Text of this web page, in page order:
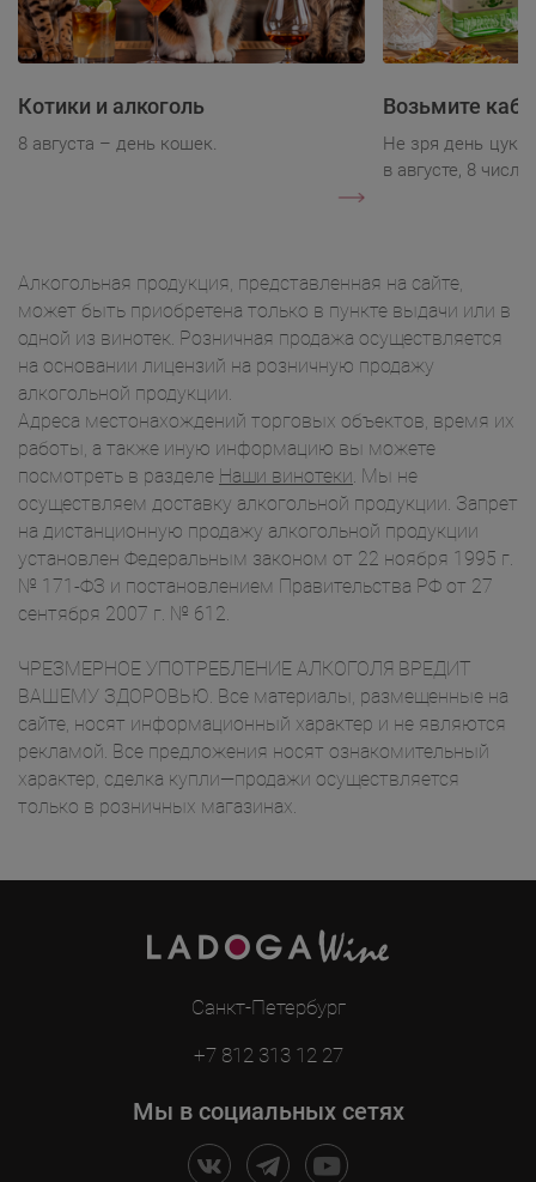
Котики и алкоголь
8 августа – день кошек.
Возьмите
Не зря день
в августе, 8 числа.
Алкогольная продукция, представленная на сайте,
может быть приобретена только в пункте выдачи или в
одной из винотек. Розничная продажа осуществляется
на основании лицензий на розничную продажу
алкогольной продукции.
Адреса местонахождений торговых объектов, время их
работы, а также иную информацию вы можете
посмотреть в разделе Наши винотеки. Мы не
осуществляем доставку алкогольной продукции. Запрет
на дистанционную продажу алкогольной продукции
установлен Федеральным законом от 22 ноября 1995 г.
№ 171-ФЗ и постановлением Правительства РФ от 27
сентября 2007 г. № 612.
ЧРЕЗМЕРНОЕ УПОТРЕБЛЕНИЕ АЛКОГОЛЯ ВРЕДИТ
ВАШЕМУ ЗДОРОВЬЮ. Все материалы, размещенные на
сайте, носят информационный характер и не являются
рекламой. Все предложения носят ознакомительный
характер, сделка купли—продажи осуществляется
только в розничных магазинах.
Санкт-Петербург
+7 812 313 12 27
Мы в социальных сетях